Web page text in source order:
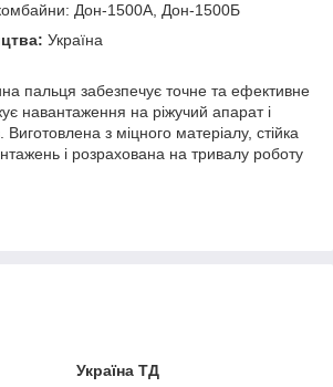
Дон-1500А, Дон-1500Б
Україна
пальця забезпечує точне та ефективне
навантаження на ріжучий апарат і
з міцного матеріалу, стійка
і розрахована на тривалу роботу
Україна ТД